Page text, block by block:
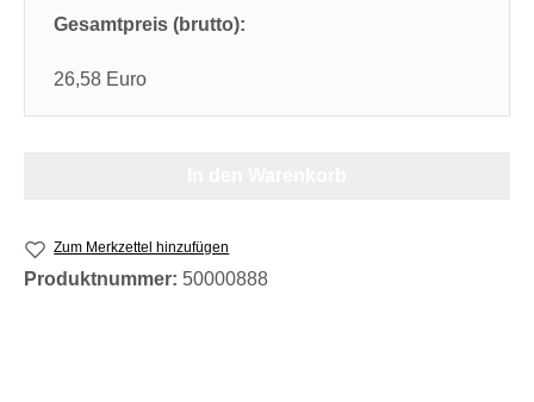
Gesamtpreis (brutto):
26,58 Euro
Zum Merkzettel hinzufügen
Produktnummer: 50000888